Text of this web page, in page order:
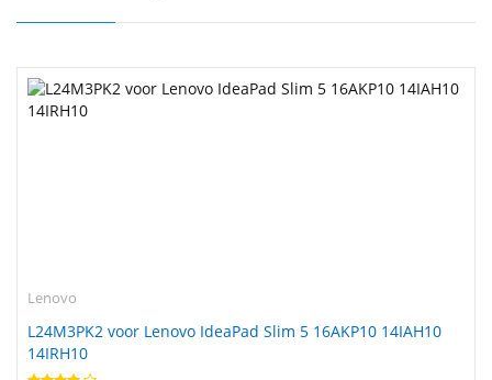
Lenovo
L24M3PK2 voor Lenovo IdeaPad Slim 5 16AKP10 14IAH10
14IRH10